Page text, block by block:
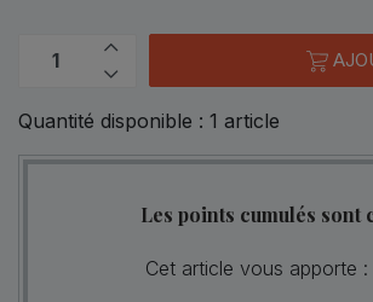
Quantité disponible : 1 article
Les points cumulés sont
Cet article vous apporte :